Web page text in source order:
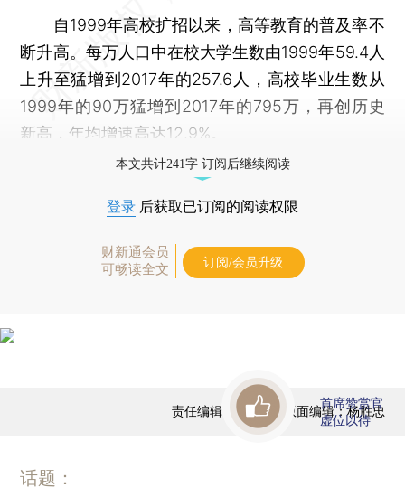
自1999年高校扩招以来，高等教育的普及率不
断升高。每万人口中在校大学生数由1999年59.4人
上升至猛增到2017年的257.6人，高校毕业生数从
1999年的90万猛增到2017年的795万，再创历史
新高，年均增速高达12.9%。
本文共计241字 订阅后继续阅读
登录 后获取已订阅的阅读权限
财新通会员
可畅读全文
订阅/会员升级
责任编辑：田铁军 | 版面编辑：杨胜忠
首席赞赏官
虚位以待
话题：